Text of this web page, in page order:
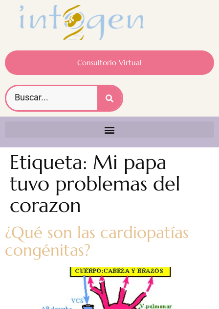
Consultorio Virtual
Etiqueta: Mi papa
tuvo problemas del
corazon
¿Qué son las cardiopatías
congénitas?